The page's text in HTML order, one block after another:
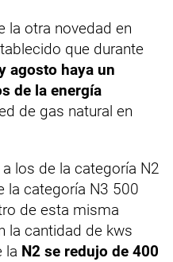
la otra novedad en
que durante
agosto haya un
de la energía
de gas natural en
los de la categoría N2
la categoría N3 500
de esta misma
la cantidad de kws
la N2 se redujo de 400